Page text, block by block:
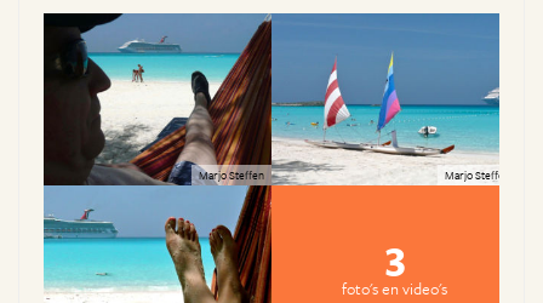
Marjo Steffen Marjo Steffen
3
foto's en video's